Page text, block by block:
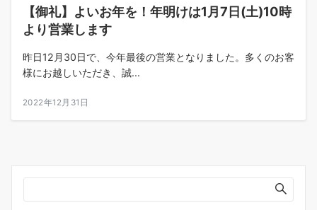
【御礼】よいお年を！年明けは1月7日(土)10時
より営業します
昨日12月30日で、今年最後の営業となりました。多くのお客
様にお越しいただき、誠...
2022年12月31日